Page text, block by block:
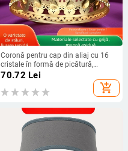
Coronă pentru cap din aliaj cu 16
cristale în formă de picătură,
electroplacată, stil unisex, decor
70.72 Lei
add_shopping_cart